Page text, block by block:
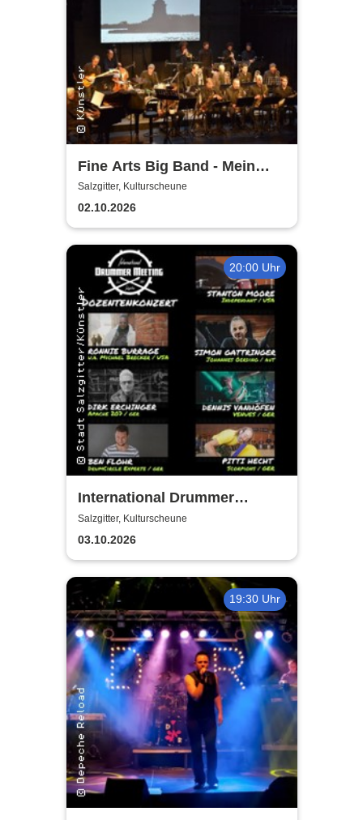
Fine Arts Big Band - Mein
amerikanischer Traum - True
Stories
Salzgitter, Kulturscheune
02.10.2026
20:00 Uhr
International Drummer
Meeting Konzert |
Kulturscheune
Salzgitter, Kulturscheune
03.10.2026
19:30 Uhr